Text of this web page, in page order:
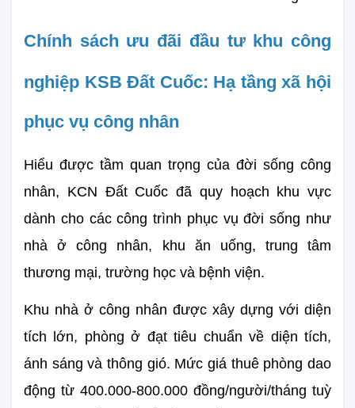
Chính sách ưu đãi đầu tư khu công
nghiệp KSB Đất Cuốc: Hạ tầng xã hội
phục vụ công nhân
Hiểu được tầm quan trọng của đời sống công
nhân, KCN Đất Cuốc đã quy hoạch khu vực
dành cho các công trình phục vụ đời sống như
nhà ở công nhân, khu ăn uống, trung tâm
thương mại, trường học và bệnh viện.
Khu nhà ở công nhân được xây dựng với diện
tích lớn, phòng ở đạt tiêu chuẩn về diện tích,
ánh sáng và thông gió. Mức giá thuê phòng dao
động từ 400.000-800.000 đồng/người/tháng tuỳ